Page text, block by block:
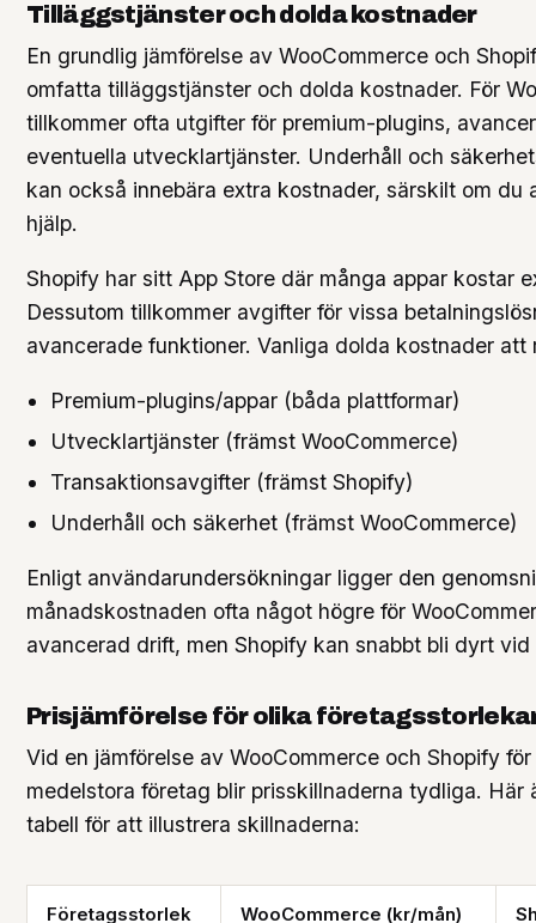
Tilläggstjänster och dolda kostnader
En grundlig jämförelse av WooCommerce och
omfatta tilläggstjänster och dolda kostnader. För
tillkommer ofta utgifter för premium-plugins,
eventuella utvecklartjänster. Underhåll och
kan också innebära extra kostnader, särskilt om du
hjälp.
Shopify har sitt App Store där många appar kostar
Dessutom tillkommer avgifter för vissa
avancerade funktioner. Vanliga dolda kostnader att
Premium-plugins/appar (båda plattformar)
Utvecklartjänster (främst WooCommerce)
Transaktionsavgifter (främst Shopify)
Underhåll och säkerhet (främst WooCommerce)
Enligt användarundersökningar ligger den
månadskostnaden ofta något högre för
avancerad drift, men Shopify kan snabbt bli dyrt vid
Prisjämförelse för olika
Vid en jämförelse av WooCommerce och Shopify
medelstora företag blir prisskillnaderna tydliga. Här
tabell för att illustrera skillnaderna:
Företagsstorlek WooCommerce (kr/mån)